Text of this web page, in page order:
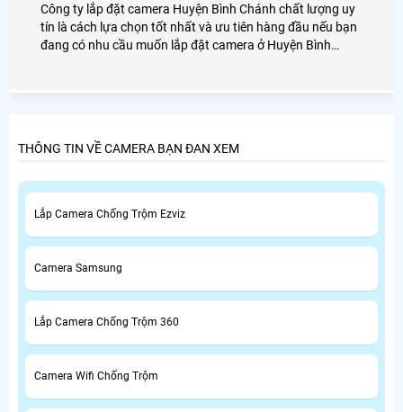
Công ty lắp đặt camera Huyện Bình Chánh chất lượng uy
tín là cách lựa chọn tốt nhất và ưu tiên hàng đầu nếu bạn
đang có nhu cầu muốn lắp đặt camera ở Huyện Bình
THÔNG TIN VỀ CAMERA BẠN ĐAN XEM
Lắp Camera Chống Trộm Ezviz
Camera Samsung
Lắp Camera Chống Trộm 360
Camera Wifi Chống Trộm